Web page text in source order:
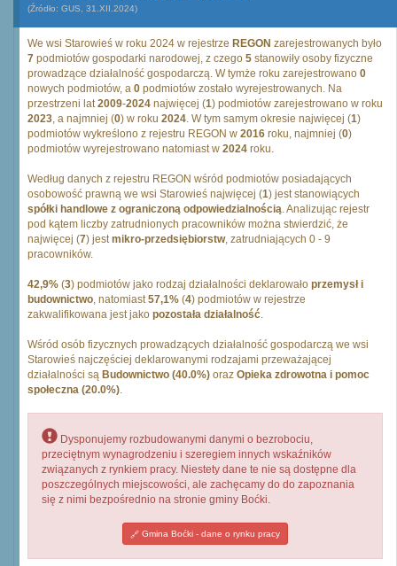
(Źródło: GUS, 31.XII.2024)
We wsi Starowieś w roku 2024 w rejestrze REGON zarejestrowanych było
7 podmiotów gospodarki narodowej, z czego 5 stanowiły osoby fizyczne
prowadzące działalność gospodarczą. W tymże roku zarejestrowano 0
nowych podmiotów, a 0 podmiotów zostało wyrejestrowanych. Na
przestrzeni lat2009-2024 najwięcej (1) podmiotów zarejestrowano w roku
2023, a najmniej (0) w roku 2024. W tym samym okresie najwięcej (1)
podmiotów wykreślono z rejestru REGON w 2016 roku, najmniej (0)
podmiotów wyrejestrowano natomiast w 2024 roku.
Według danych z rejestru REGON wśród podmiotów posiadających
osobowość prawną we wsi Starowieś najwięcej (1) jest stanowiących
spółki handlowe z ograniczoną odpowiedzialnością. Analizując rejestr
pod kątem liczby zatrudnionych pracowników można stwierdzić, że
najwięcej (7) jestmikro-przedsiębiorstw, zatrudniających 0 - 9
pracowników.
42,9% (3) podmiotów jako rodzaj działalności deklarowało przemysł i
budownictwo, natomiast57,1% (4) podmiotów w rejestrze
zakwalifikowana jest jako pozostała działalność.
Wśród osób fizycznych prowadzących działalność gospodarczą we wsi
Starowieś najczęściej deklarowanymi rodzajami przeważającej
działalności są Budownictwo (40.0%) oraz Opieka zdrowotna i pomoc
społeczna (20.0%).
Dysponujemy rozbudowanymi danymi o bezrobociu,
przeciętnym wynagrodzeniu i szeregiem innych wskaźników
związanych z rynkiem pracy. Niestety dane te nie są dostępne dla
poszczególnych miejscowości, ale zachęcamy do do zapoznania
się z nimi bezpośrednio na stronie gminy Boćki.
Gmina Boćki - dane o rynku pracy